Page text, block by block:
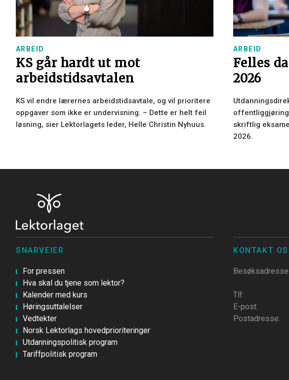
ARBEID
KS går hardt ut mot
arbeidstidsavtalen
KS vil endre lærernes arbeidstidsavtale, og vil prioritere
oppgaver som ikke er undervisning. – Dette er helt feil
løsning, sier Lektorlagets leder, Helle Christin Nyhuus.
ARBEID
Felles
2026
skriftlig
2026.
SNARVEIER
For pressen
Hva skal du tjene som lektor?
Kalender med kurs
Høringsuttalelser
Vedtekter
Norsk Lektorlags hovedprioriteringer
Utdanningspolitisk program
Tariffpolitisk program
KONTAKT
Besøksadresse
Tlf:
E-post:
Postadresse: